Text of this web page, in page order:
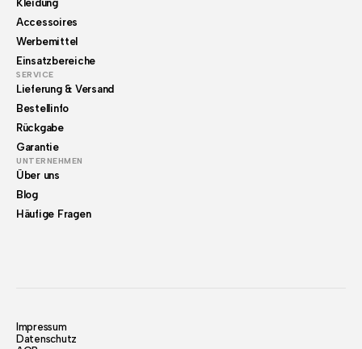
Kleidung
Accessoires
Werbemittel
Einsatzbereiche
SERVICE
Lieferung & Versand
Bestellinfo
Rückgabe
Garantie
UNTERNEHMEN
Über uns
Blog
Häufige Fragen
Impressum
Datenschutz